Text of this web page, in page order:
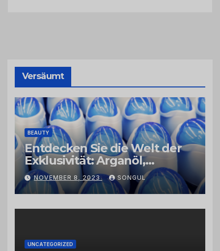
Versäumt
BEAUTY
Entdecken Sie die Welt der
Exklusivität: Arganöl,
Kaktusfeigenkernöl und
Schwarzkümmelöl von
vertrauenswürdigen
Großhändlern und Anbietern
NOVEMBER 8, 2023 SONGUL
UNCATEGORIZED